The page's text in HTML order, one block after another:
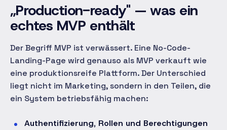
„Production-ready" — was ein
echtes MVP enthält
Der Begriff MVP ist verwässert. Eine No-Code-
Landing-Page wird genauso als MVP verkauft wie
eine produktionsreife Plattform. Der Unterschied
liegt nicht im Marketing, sondern in den Teilen, die
ein System betriebsfähig machen:
Authentifizierung, Rollen und Berechtigungen